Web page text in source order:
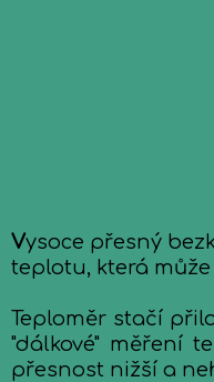
Vysoce přesný
teplotu, která může
Teploměr stačí
"dálkové" měření
přesnost nižší a